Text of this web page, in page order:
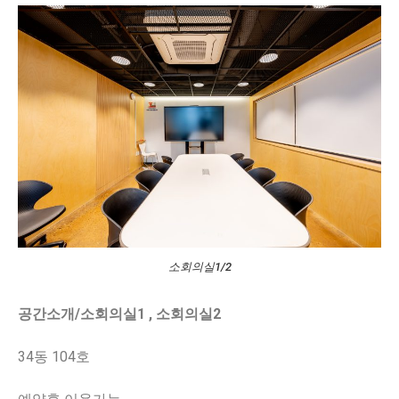
소회의실1/2
공간소개/소회의실1 , 소회의실2
34동 104호